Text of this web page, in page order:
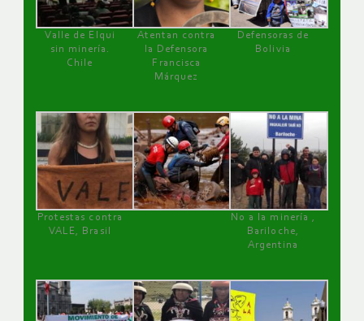
Valle de Elqui
sin minería.
Chile
Atentan contra
la Defensora
Francisca
Márquez
Defensoras de
Bolivia
Protestas contra
VALE, Brasil
No a la minería ,
Bariloche,
Argentina